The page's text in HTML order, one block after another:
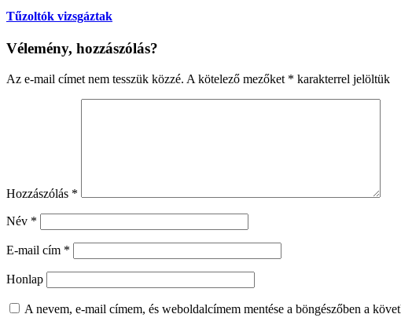
Tűzoltók vizsgáztak
Vélemény, hozzászólás?
Az e-mail címet nem tesszük közzé. A kötelező mezőket * karakterrel jelöltük
Hozzászólás *
Név *
E-mail cím *
Honlap
A nevem, e-mail címem, és weboldalcímem mentése a böngészőben a